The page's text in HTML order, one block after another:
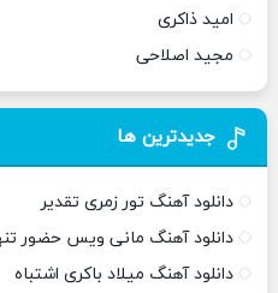
امید ذاکری
مجید اصلاحی
جدیدترین ها
دانلود آهنگ تور زمری تقدیر
دانلود آهنگ مانی ویس حضور
دانلود آهنگ میلاد باکری اشتباه